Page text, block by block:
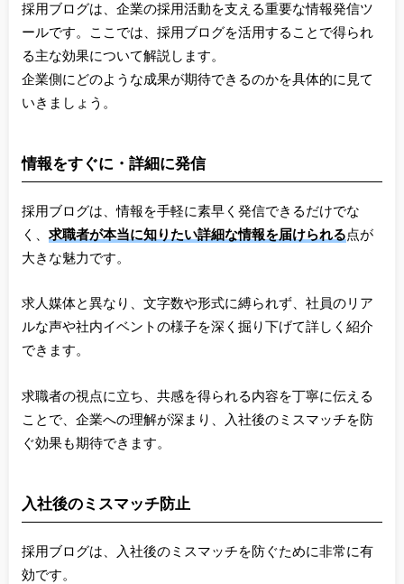
採用ブログは、企業の採用活動を支える重要な情報発信ツ
ールです。ここでは、採用ブログを活用することで得られ
る主な効果について解説します。
企業側にどのような成果が期待できるのかを具体的に見て
いきましょう。
情報をすぐに・詳細に発信
採用ブログは、情報を手軽に素早く発信できるだけでな
く、 求職者が本当に知りたい詳細な情報を届けられる点が
大きな魅力です。
求人媒体と異なり、文字数や形式に縛られず、社員のリア
ルな声や社内イベントの様子を深く掘り下げて詳しく紹介
できます。
求職者の視点に立ち、共感を得られる内容を丁寧に伝える
ことで、企業への理解が深まり、入社後のミスマッチを防
ぐ効果も期待できます。
入社後のミスマッチ防止
採用ブログは、入社後のミスマッチを防ぐために非常に有
効です。